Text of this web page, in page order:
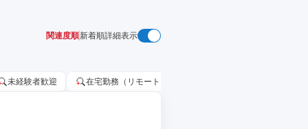
関連度順新着順詳細表示
未経験者歓迎 在宅勤務（リモートワーク）OK